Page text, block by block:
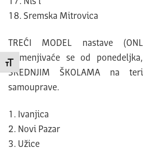
Promeni veličinu slova
Sremska Mitrovica
TREĆI MODEL nastave
primenjivaće se od
SREDNJIM ŠKOLAMA na
samouprave.
Ivanjica
Novi Pazar
Užice